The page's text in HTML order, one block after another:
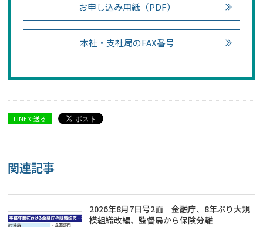
お申し込み用紙（PDF）
本社・支社局のFAX番号
LINEで送る
関連記事
2026年8月7日号2面 金融庁、8年ぶり大規
模組織改編、監督局から保険分離